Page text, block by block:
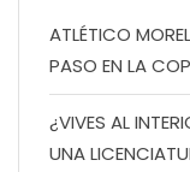
ATLÉTICO
PASO EN LA
¿VIVES AL
UNA